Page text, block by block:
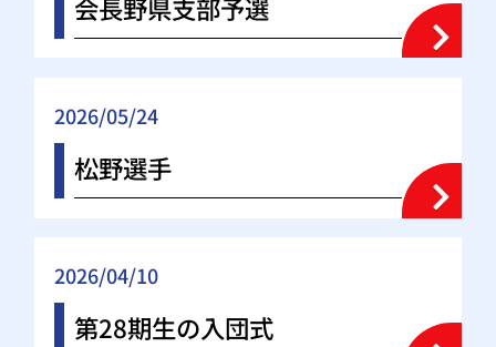
会長野県支部予選
2026/05/24
松野選手
2026/04/10
第28期生の入団式